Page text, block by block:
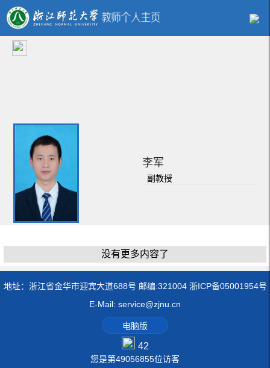
李军
副教授
没有更多内容了
地址：浙江省金华市迎宾大道688号 邮编:321004 浙ICP备05001954号
E-Mail: service@zjnu.cn
电脑版
42
您是第49056855位访客